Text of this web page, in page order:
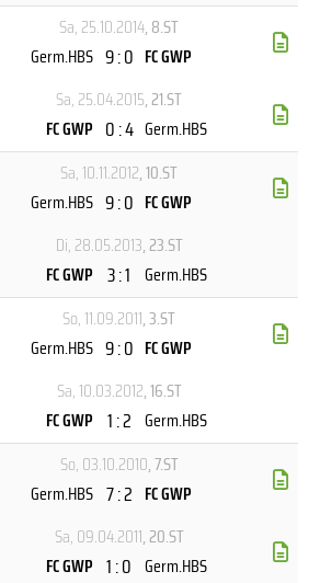
Sa, 25.10.2014, 8.ST
Germ.HBS 9 : 0 FC GWP
Sa, 25.04.2015, 21.ST
FC GWP 0 : 4 Germ.HBS
Sa, 10.11.2012, 10.ST
Germ.HBS 9 : 0 FC GWP
Di, 28.05.2013, 23.ST
FC GWP 3 : 1 Germ.HBS
So, 11.09.2011, 3.ST
Germ.HBS 9 : 0 FC GWP
Sa, 10.03.2012, 16.ST
FC GWP 1 : 2 Germ.HBS
So, 03.10.2010, 7.ST
Germ.HBS 7 : 2 FC GWP
Sa, 09.04.2011, 20.ST
FC GWP 1 : 0 Germ.HBS